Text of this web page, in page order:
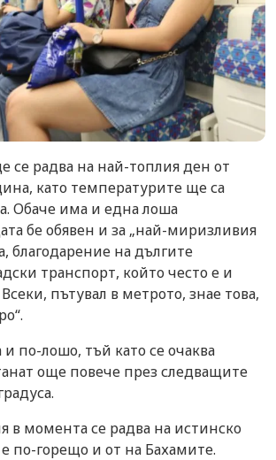
радва на най-топлия ден от
като температурите ще са
Обаче има и една лоша
бе обявен и за „най-миризливия
благодарение на дългите
транспорт, който често е и
пътувал в метрото, знае това,
по-лошо, тъй като се очаква
още повече през следващите
в момента се радва на истинско
по-горещо и от на Бахамите.